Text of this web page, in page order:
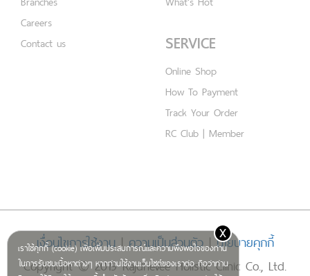
เราใช้คุกกี้ (cookie) เพื่อเพิ่มประสบการณ์และความพึงพอใจของท่าน
ในการรับชมเนื้อหาต่างๆ หากท่านใช้งานเว็บไซต์ของเราต่อ ถือว่าท่าน
x
Careers
Contact us
SERVICE
Online Shop
How To Payment
Track Your Order
RC Club | Member
เงื่อนไขการใช้งาน|ความเป็นส่วนตัว|นโยบายคุกกี้
Copyright © 2019 Rajdhevee Holistic Clinic Co., Ltd.